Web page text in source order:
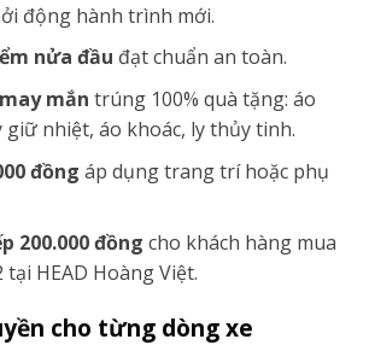
động hành trình mới.
nửa đầu đạt chuẩn an toàn.
mắn trúng 100% quà tặng: áo
giữ nhiệt, áo khoác, ly thủy tinh.
đồng áp dụng trang trí hoặc phụ
200.000 đồng cho khách hàng mua
HEAD Hoàng Việt.
cho từng dòng xe